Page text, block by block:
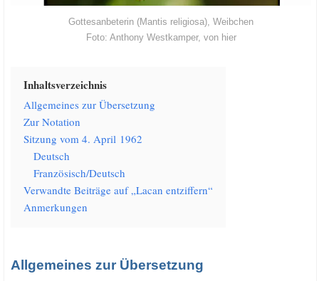
Got­tes­an­be­te­rin (Man­tis reli­gio­sa), Weibchen
Foto: Antho­ny West­kam­per, von hier
Inhalts­ver­zeich­nis
All­ge­mei­nes zur Übersetzung
Zur Nota­ti­on
Sit­zung vom 4. April 1962
Deutsch
Französisch/​Deutsch
Ver­wand­te Bei­trä­ge auf „Lacan entziffern“
Anmer­kun­gen
Allgemeines zur Übersetzung